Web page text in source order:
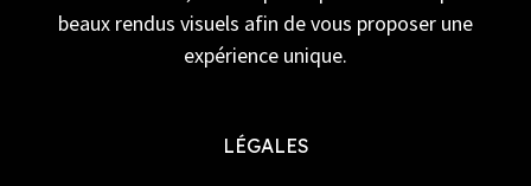
beaux rendus visuels afin de vous proposer une
expérience unique.
LÉGALES